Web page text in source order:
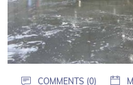
COMMENTS (0)